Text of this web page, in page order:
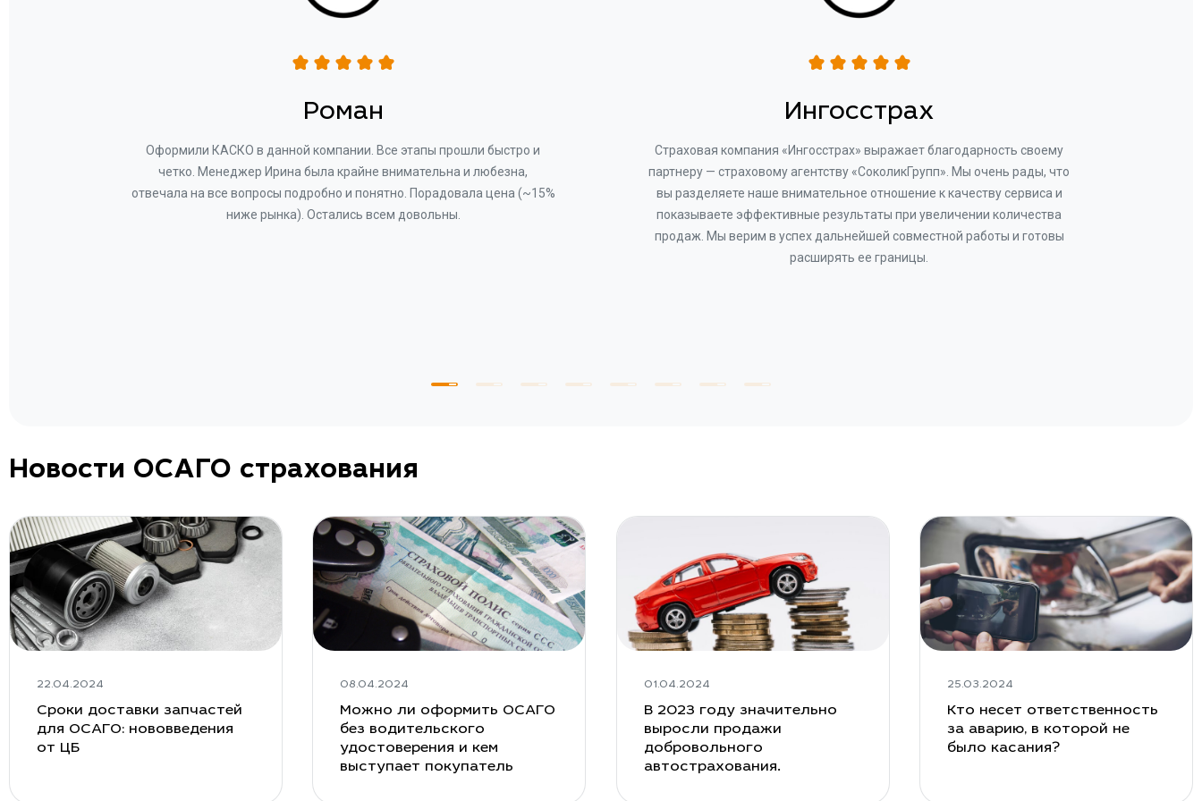
Роман
Оформили КАСКО в данной компании. Все этапы прошли быстро и
четко. Менеджер Ирина была крайне внимательна и любезна,
отвечала на все вопросы подробно и понятно. Порадовала цена (~15%
ниже рынка). Остались всем довольны.
Ингосстрах
Страховая компания «Ингосстрах» выражает благодарность своему
партнеру — страховому агентству «СоколикГрупп». Мы очень рады, что
вы разделяете наше внимательное отношение к качеству сервиса и
показываете эффективные результаты при увеличении количества
продаж. Мы верим в успех дальнейшей совместной работы и готовы
расширять ее границы.
Новости ОСАГО страхования
22.04.2024
Сроки доставки запчастей
для ОСАГО: нововведения
от ЦБ
08.04.2024
Можно ли оформить ОСАГО
без водительского
удостоверения и кем
выступает покупатель
01.04.2024
В 2023 году значительно
выросли продажи
добровольного
автострахования.
25.03.2024
Кто несет ответственность
за аварию, в которой не
было касания?